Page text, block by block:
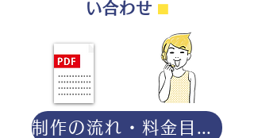
い合わせ ⬛︎